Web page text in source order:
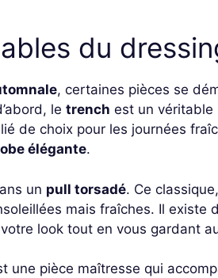
du
, certaines pièces se
le trench est un véritable
de choix pour les journées
élégante.
un pull torsadé. Ce
mais fraîches. Il existe
look tout en vous gardant
une pièce maîtresse qui